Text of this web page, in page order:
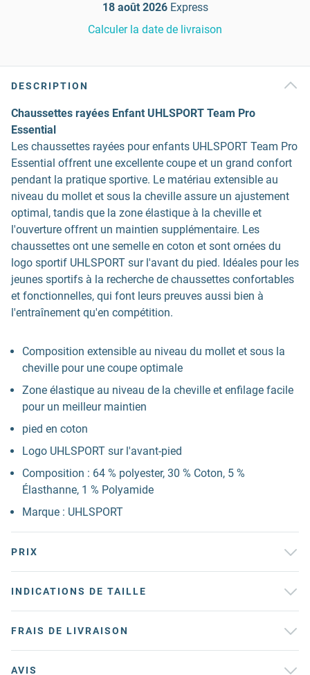
18 août 2026 Express
Calculer la date de livraison
DESCRIPTION
Chaussettes rayées Enfant UHLSPORT Team Pro
Essential
Les chaussettes rayées pour enfants UHLSPORT Team Pro
Essential offrent une excellente coupe et un grand confort
pendant la pratique sportive. Le matériau extensible au
niveau du mollet et sous la cheville assure un ajustement
optimal, tandis que la zone élastique à la cheville et
l'ouverture offrent un maintien supplémentaire. Les
chaussettes ont une semelle en coton et sont ornées du
logo sportif UHLSPORT sur l'avant du pied. Idéales pour les
jeunes sportifs à la recherche de chaussettes confortables
et fonctionnelles, qui font leurs preuves aussi bien à
l'entraînement qu'en compétition.
Composition extensible au niveau du mollet et sous la
cheville pour une coupe optimale
Zone élastique au niveau de la cheville et enfilage facile
pour un meilleur maintien
pied en coton
Logo UHLSPORT sur l'avant-pied
Composition : 64 % polyester, 30 % Coton, 5 %
Élasthanne, 1 % Polyamide
Marque : UHLSPORT
PRIX
INDICATIONS DE TAILLE
FRAIS DE LIVRAISON
AVIS